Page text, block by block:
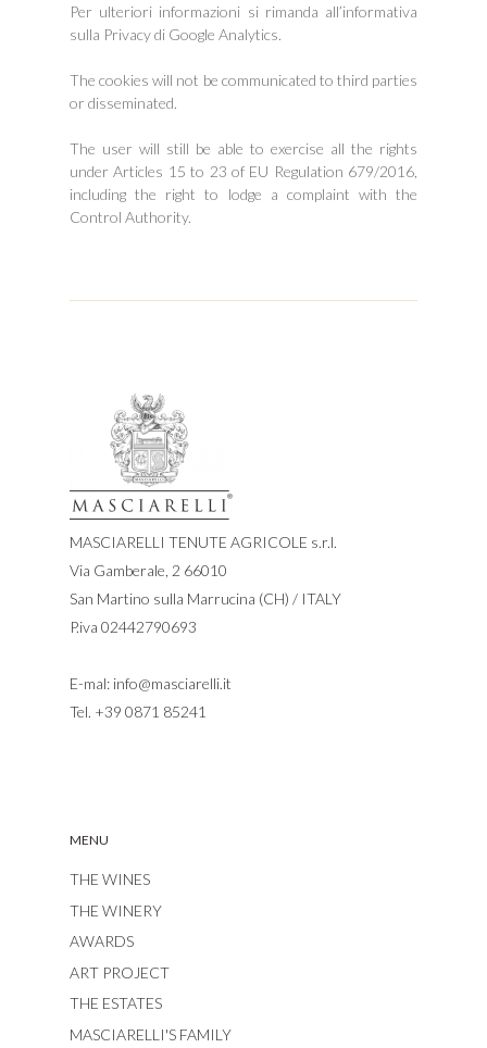
Per ulteriori informazioni si rimanda all’informativa
sulla Privacy di Google Analytics.
The cookies will not be communicated to third parties
or disseminated.
The user will still be able to exercise all the rights
under Articles 15 to 23 of EU Regulation 679/2016,
including the right to lodge a complaint with the
Control Authority.
MASCIARELLI TENUTE AGRICOLE s.r.l.
Via Gamberale, 2 66010
San Martino sulla Marrucina (CH) / ITALY
P.iva 02442790693
E-mal: info@masciarelli.it
Tel. +39 0871 85241
MENU
THE WINES
THE WINERY
AWARDS
ART PROJECT
THE ESTATES
MASCIARELLI'S FAMILY